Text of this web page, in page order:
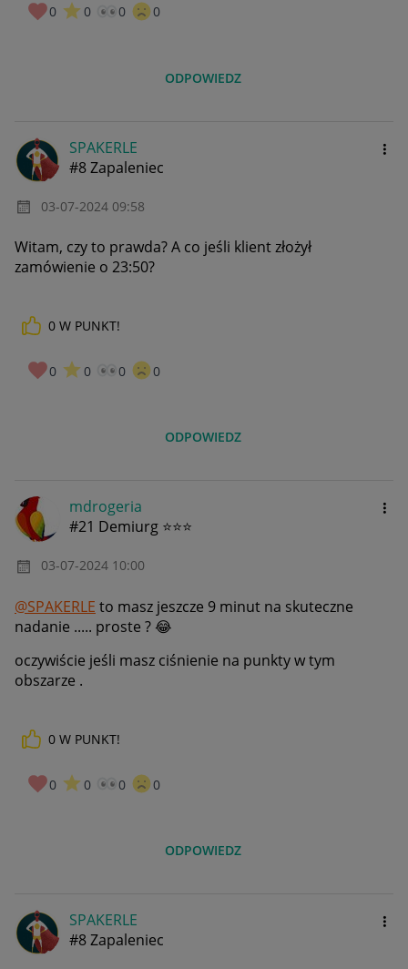
0 0 0 0
ODPOWIEDZ
SPAKERLE
#8 Zapaleniec
‎03-07-2024 09:58
Witam, czy to prawda? A co jeśli klient złożył
zamówienie o 23:50?
0 W PUNKT!
0 0 0 0
ODPOWIEDZ
mdrogeria
#21 Demiurg ⭐⭐⭐
‎03-07-2024 10:00
@SPAKERLE to masz jeszcze 9 minut na skuteczne
nadanie ..... proste ? 😂
oczywiście jeśli masz ciśnienie na punkty w tym
obszarze .
0 W PUNKT!
0 0 0 0
ODPOWIEDZ
SPAKERLE
#8 Zapaleniec